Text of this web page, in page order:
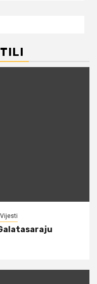
Vijesti